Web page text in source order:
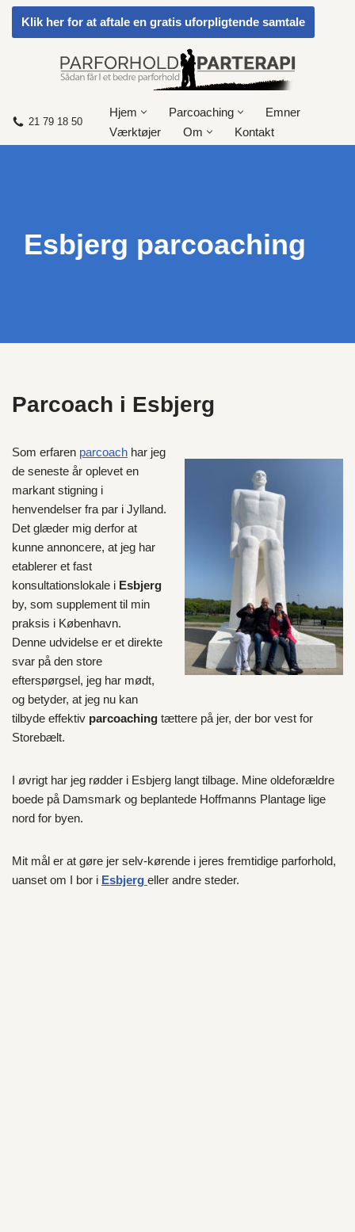
Spring
Klik her for at aftale en gratis uforpligtende samtale
21 79 18 50
Hjem Parcoaching
Emner
Værktøjer
Om Kontakt
Esbjerg parcoaching
Parcoach i Esbjerg
Som erfaren parcoach har jeg
de seneste år oplevet en
markant stigning i
henvendelser fra par i Jylland.
Det glæder mig derfor at
kunne annoncere, at jeg har
etablerer et fast
konsultationslokale i Esbjerg
by, som supplement til min
praksis i København.
Denne udvidelse er et direkte
svar på den store
efterspørgsel, jeg har mødt,
og betyder, at jeg nu kan
tilbyde effektiv parcoaching tættere på jer, der bor vest for
Storebælt.
I øvrigt har jeg rødder i Esbjerg langt tilbage. Mine oldeforældre
boede på Damsmark og beplantede Hoffmanns Plantage lige
nord for byen.
Mit mål er at gøre jer selv-kørende i jeres fremtidige parforhold,
uanset om I bor i Esbjerg eller andre steder.